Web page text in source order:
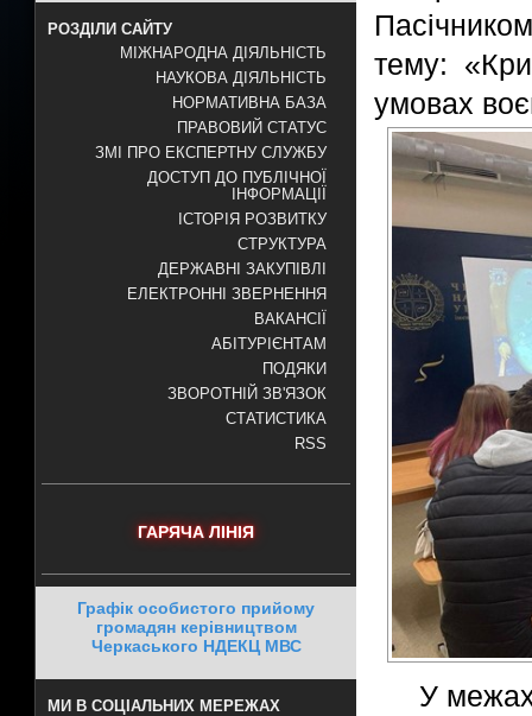
РОЗДІЛИ САЙТУ
МІЖНАРОДНА ДІЯЛЬНІСТЬ
НАУКОВА ДІЯЛЬНІСТЬ
НОРМАТИВНА БАЗА
ПРАВОВИЙ СТАТУС
ЗМІ ПРО ЕКСПЕРТНУ СЛУЖБУ
ДОСТУП ДО ПУБЛІЧНОЇ
ІНФОРМАЦІЇ
ІСТОРІЯ РОЗВИТКУ
СТРУКТУРА
ДЕРЖАВНІ ЗАКУПІВЛІ
ЕЛЕКТРОННІ ЗВЕРНЕННЯ
ВАКАНСІЇ
АБІТУРІЄНТАМ
ПОДЯКИ
ЗВОРОТНІЙ ЗВ'ЯЗОК
СТАТИСТИКА
RSS
ГАРЯЧА ЛІНІЯ
Графік особистого прийому
громадян керівництвом
Черкаського НДЕКЦ МВС
МИ В СОЦІАЛЬНИХ МЕРЕЖАХ
тему:
умовах
У